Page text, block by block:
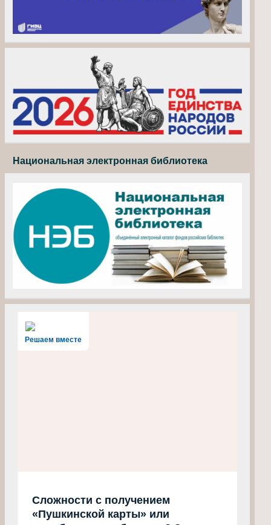
Национальная электронная библиотека
Решаем вместе
Сложности с получением
«Пушкинской карты» или